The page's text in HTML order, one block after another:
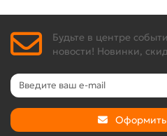
Будьте в центре
новости! Новинки,
Оформить